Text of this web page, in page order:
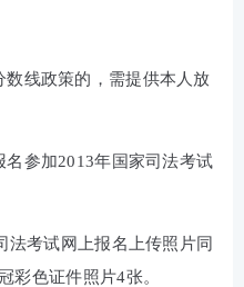
线政策的，需提供本人放
参加2013年国家司法考试
考试网上报名上传照片同
彩色证件照片4张。